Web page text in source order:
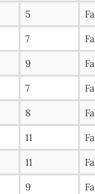
5
7
9
7
8
11
11
9